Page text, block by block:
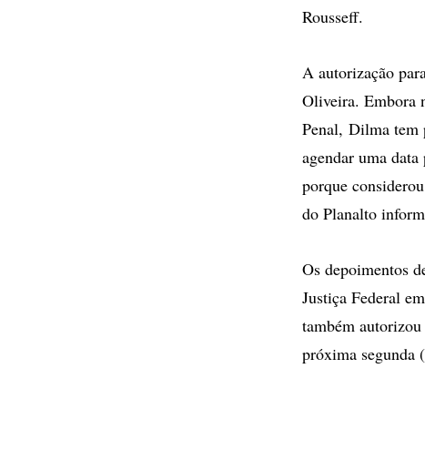
Rousseff.
A autorização
Oliveira. Embora
Penal, Dilma tem
agendar uma
porque
do Planalto
Os depoimentos
Justiça Federal
também
próxima segunda